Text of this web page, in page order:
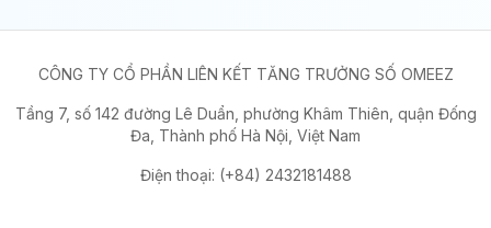
CÔNG TY CỔ PHẦN LIÊN KẾT TĂNG TRƯỞNG SỐ OMEEZ
Tầng 7, số 142 đường Lê Duẩn, phường Khâm Thiên, quận Đống
Đa, Thành phố Hà Nội, Việt Nam
Điện thoại: (+84) 2432181488